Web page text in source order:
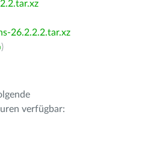
26.2.2.2.tar.xz
)
verfügbar: